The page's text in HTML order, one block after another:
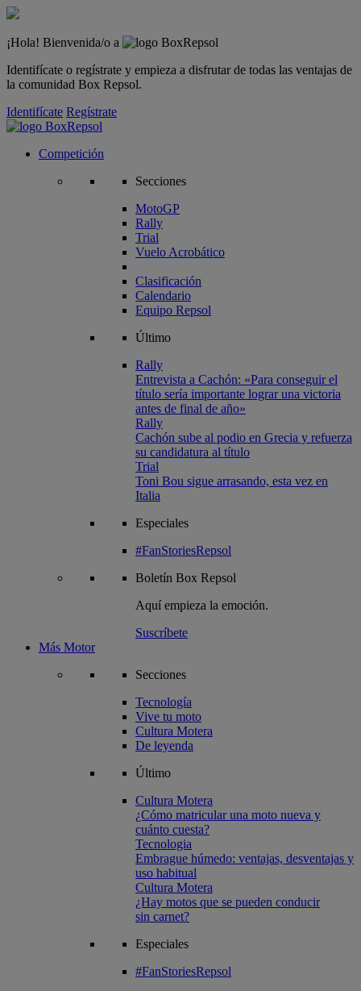
¡Hola! Bienvenida/o a
Identifícate o regístrate y empieza a disfrutar de todas las ventajas de
la comunidad Box Repsol.
Identifícate Regístrate
Competición
Secciones
MotoGP
Rally
Trial
Vuelo Acrobático
Clasificación
Calendario
Equipo Repsol
Último
Rally
Entrevista a Cachón: «Para conseguir el
título sería importante lograr una victoria
antes de final de año»
Rally
Cachón sube al podio en Grecia y refuerza
su candidatura al título
Trial
Toni Bou sigue arrasando, esta vez en
Italia
Especiales
#FanStoriesRepsol
Boletín Box Repsol
Aquí empieza la emoción.
Suscríbete
Más Motor
Secciones
Tecnología
Vive tu moto
Cultura Motera
De leyenda
Último
Cultura Motera
¿Cómo matricular una moto nueva y
cuánto cuesta?
Tecnologia
Embrague húmedo: ventajas, desventajas y
uso habitual
Cultura Motera
¿Hay motos que se pueden conducir
sin carnet?
Especiales
#FanStoriesRepsol